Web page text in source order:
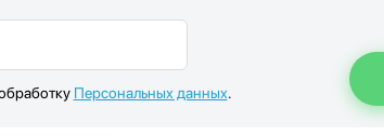
Персональных данных.